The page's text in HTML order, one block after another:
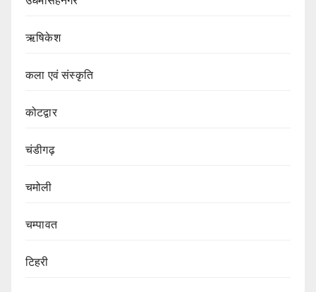
ऋषिकेश
कला एवं संस्कृति
कोटद्वार
चंडीगढ़
चमोली
चम्पावत
टिहरी